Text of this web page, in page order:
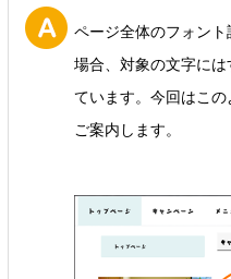
ページ全体のフォン
場合、対象の文字に
ています。今回はこ
ご案内します。